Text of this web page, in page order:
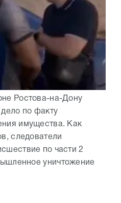
Ростова-на-Дону
по факту
имущества. Как
следователи
по части 2
уничтожение